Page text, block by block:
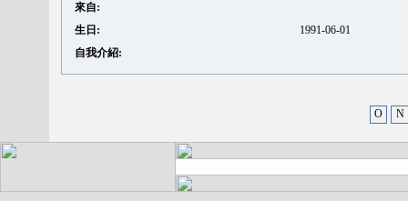
來自:
生日:
1991-06-01
自我介紹:
O N